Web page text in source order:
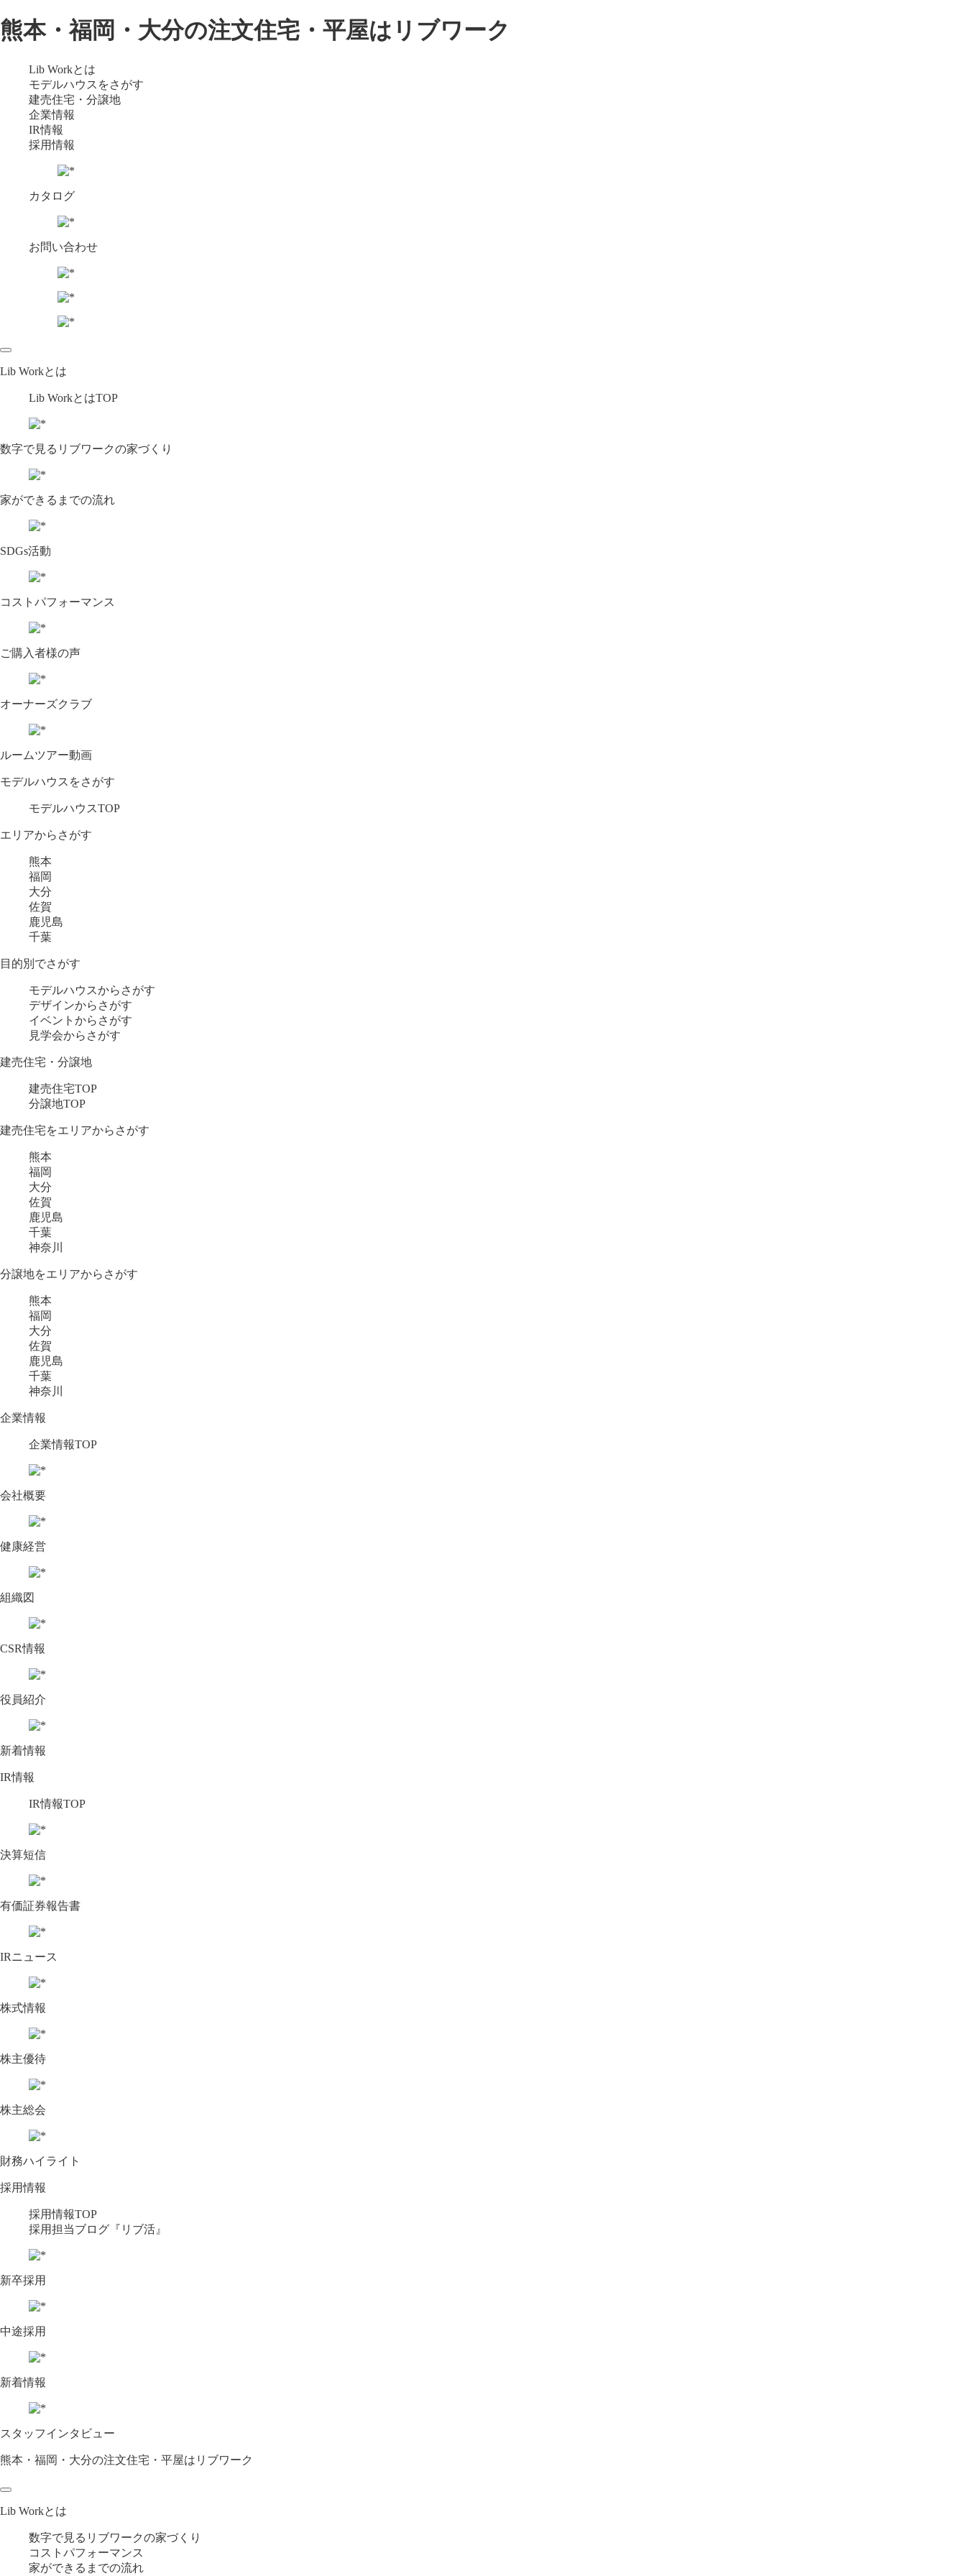
熊本・福岡・大分の注文住宅・平屋はリブワーク
Lib Workとは
モデルハウスをさがす
建売住宅・分譲地
企業情報
IR情報
採用情報
カタログ
お問い合わせ
Lib Workとは
Lib WorkとはTOP
数字で⾒るリブワークの家づくり
家ができるまでの流れ
SDGs活動
コストパフォーマンス
ご購入者様の声
オーナーズクラブ
ルームツアー動画
モデルハウスをさがす
モデルハウスTOP
エリアからさがす
熊本
福岡
大分
佐賀
鹿児島
千葉
目的別でさがす
モデルハウスからさがす
デザインからさがす
イベントからさがす
見学会からさがす
建売住宅・分譲地
建売住宅TOP
分譲地TOP
建売住宅をエリアからさがす
熊本
福岡
大分
佐賀
鹿児島
千葉
神奈川
分譲地をエリアからさがす
熊本
福岡
大分
佐賀
鹿児島
千葉
神奈川
企業情報
企業情報TOP
会社概要
健康経営
組織図
CSR情報
役員紹介
新着情報
IR情報
IR情報TOP
決算短信
有価証券報告書
IRニュース
株式情報
株主優待
株主総会
財務ハイライト
採用情報
採用情報TOP
採用担当ブログ『リブ活』
新卒採用
中途採用
新着情報
スタッフインタビュー
熊本・福岡・大分の注文住宅・平屋はリブワーク
Lib Workとは
数字で見るリブワークの家づくり
コストパフォーマンス
家ができるまでの流れ